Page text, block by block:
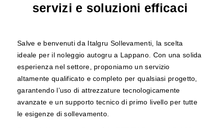
servizi e soluzioni efficaci
Salve e benvenuti da Italgru Sollevamenti, la scelta
ideale per il noleggio autogru a Lappano. Con una solida
esperienza nel settore, proponiamo un servizio
altamente qualificato e completo per qualsiasi progetto,
garantendo l’uso di attrezzature tecnologicamente
avanzate e un supporto tecnico di primo livello per tutte
le esigenze di sollevamento.